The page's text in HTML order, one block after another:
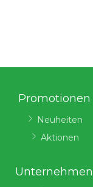
Promotionen
Neuheiten
Aktionen
Unternehmen